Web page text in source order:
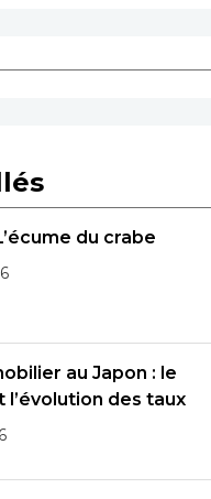
du crabe
au Japon : le
l’évolution des taux